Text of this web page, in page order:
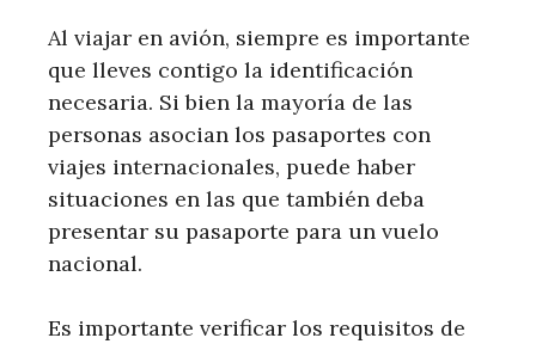
Al viajar en avión, siempre es importante
que lleves contigo la identificación
necesaria. Si bien la mayoría de las
personas asocian los pasaportes con
viajes internacionales, puede haber
situaciones en las que también deba
presentar su pasaporte para un vuelo
nacional.
Es importante verificar los requisitos de